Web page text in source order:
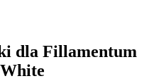
dla Fillamentum